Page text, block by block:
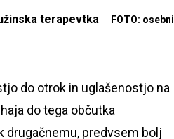
terapevtka
FOTO: osebni
do otrok in uglašenostjo na
do tega občutka
drugačnemu, predvsem bolj